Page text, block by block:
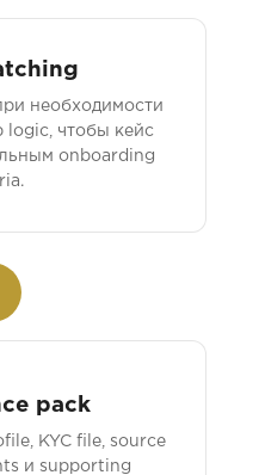
необходимости
logic, чтобы кейс
onboarding
pack
KYC file, source
и supporting